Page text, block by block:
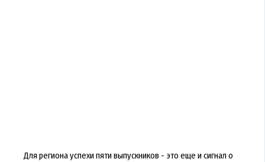
Для региона успехи пяти выпускников - это еще и сигнал о